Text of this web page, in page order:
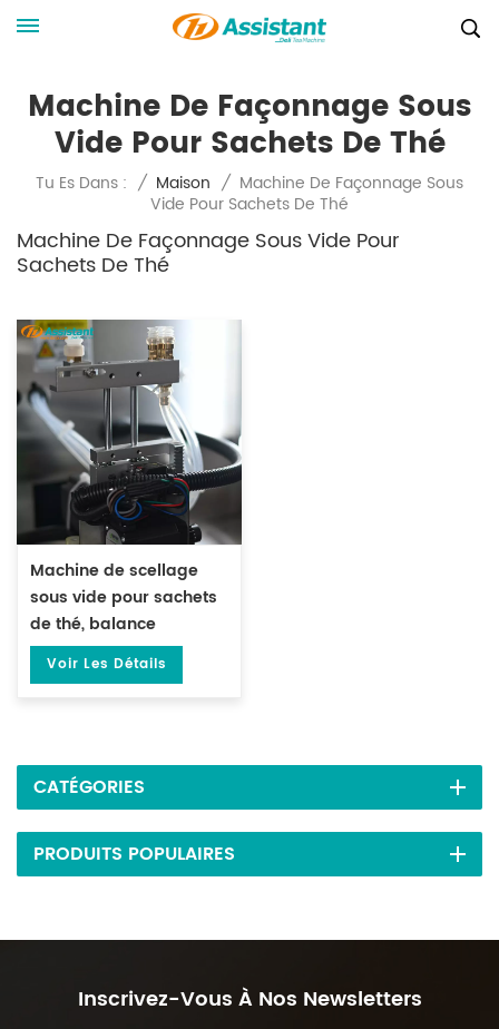
Machine De Façonnage Sous
Vide Pour Sachets De Thé
Tu Es Dans : / Maison / Machine De Façonnage Sous
Vide Pour Sachets De Thé
Machine De Façonnage Sous Vide Pour
Sachets De Thé
Machine de scellage
sous vide pour sachets
de thé, balance
électronique à double
tête DL-DZK-2S-A
Voir Les Détails
CATÉGORIES
PRODUITS POPULAIRES
Inscrivez-Vous À Nos Newsletters